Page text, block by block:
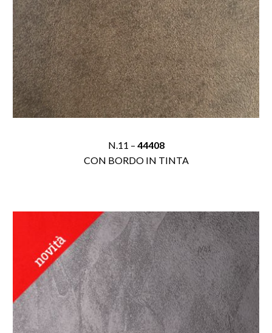
N.11 – 44408
CON BORDO IN TINTA